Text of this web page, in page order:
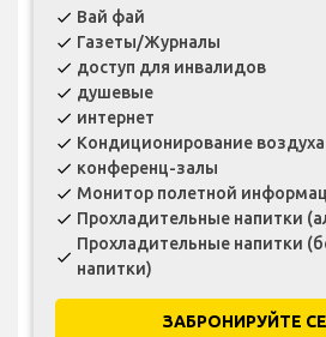
check Вай фай
check Газеты/Журналы
check доступ для инвалидов
check душевые
check интернет
check Кондиционирование воздуха
check конференц-залы
check Монитор полетной
check Прохладительные напитки
check
Прохладительные напитки
напитки)
ЗАБРОНИРУЙТЕ